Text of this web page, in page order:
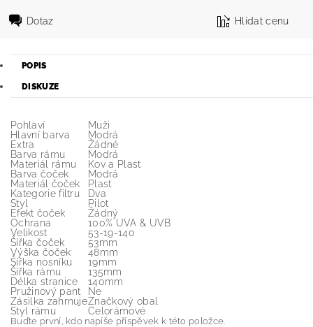
Dotaz Hlídat cenu
POPIS
DISKUZE
Pohlaví
Muži
Hlavní barva
Modrá
Extra
Žádné
Barva rámu
Modrá
Materiál rámu
Kov a Plast
Barva čoček
Modrá
Materiál čoček
Plast
Kategorie filtru
Dva
Styl
Pilot
Efekt čoček
Žádný
Ochrana
100% UVA & UVB
Velikost
53-19-140
Šířka čoček
53mm
Výška čoček
48mm
Šířka nosníku
19mm
Šířka rámu
135mm
Délka stranice
140mm
Pružinový pant
Ne
Zásilka zahrnujeZnačkový obal
Styl rámu
Celorámové
Buďte první, kdo napíše příspěvek k této položce.